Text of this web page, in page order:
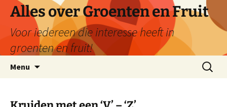
naarAlles over Groenten en Fruit
Voor iedereen die interesse heeft in
groenten en fruit!
Menu
Zoeken
naar: